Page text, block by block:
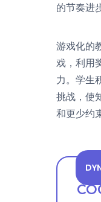
的节奏进
游戏化的
戏，利用
力。学生
挑战，使
和更少约